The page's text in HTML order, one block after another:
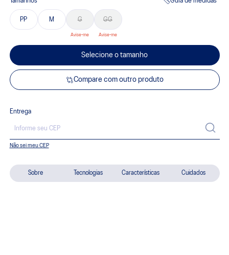
Sobre Tecnologias Características Cuidados
PP M G GG
Selecione o tamanho
Compare com outro produto
Entrega
Não sei meu CEP